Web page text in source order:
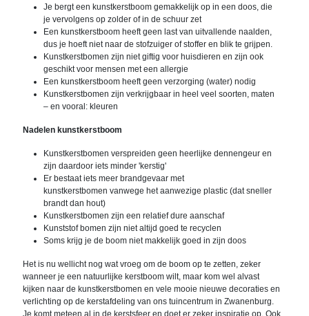
Je bergt een kunstkerstboom gemakkelijk op in een doos, die
je vervolgens op zolder of in de schuur zet
Een kunstkerstboom heeft geen last van uitvallende naalden,
dus je hoeft niet naar de stofzuiger of stoffer en blik te grijpen.
Kunstkerstbomen zijn niet giftig voor huisdieren en zijn ook
geschikt voor mensen met een allergie
Een kunstkerstboom heeft geen verzorging (water) nodig
Kunstkerstbomen zijn verkrijgbaar in heel veel soorten, maten
– en vooral: kleuren
Nadelen kunstkerstboom
Kunstkerstbomen verspreiden geen heerlijke dennengeur en
zijn daardoor iets minder 'kerstig'
Er bestaat iets meer brandgevaar met
kunstkerstbomen vanwege het aanwezige plastic (dat sneller
brandt dan hout)
Kunstkerstbomen zijn een relatief dure aanschaf
Kunststof bomen zijn niet altijd goed te recyclen
Soms krijg je de boom niet makkelijk goed in zijn doos
Het is nu wellicht nog wat vroeg om de boom op te zetten, zeker
wanneer je een natuurlijke kerstboom wilt, maar kom wel alvast
kijken naar de kunstkerstbomen en vele mooie nieuwe decoraties en
verlichting op de kerstafdeling van ons tuincentrum in Zwanenburg.
Je komt meteen al in de kerstsfeer en doet er zeker inspiratie op. Ook